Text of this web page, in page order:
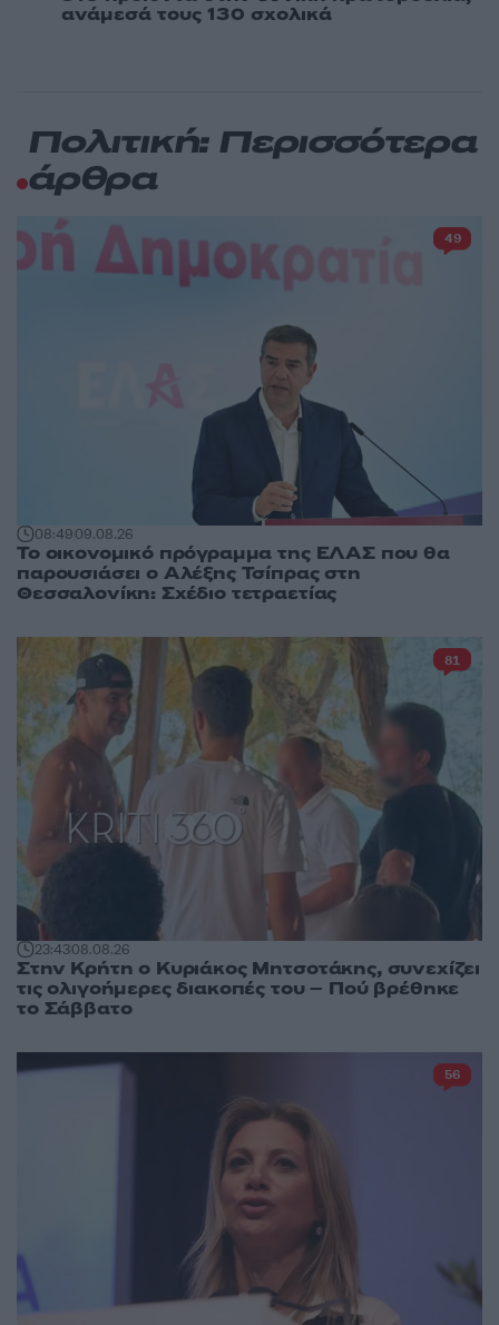
ανάμεσά τους 130 σχολικά
Πολιτική: Περισσότερα
άρθρα
08:4909.08.26
Το οικονομικό πρόγραμμα της ΕΛΑΣ που θα
παρουσιάσει ο Αλέξης Τσίπρας στη
Θεσσαλονίκη: Σχέδιο τετραετίας
49
23:4308.08.26
Στην Κρήτη ο Κυριάκος Μητσοτάκης, συνεχίζει
τις ολιγοήμερες διακοπές του – Πού βρέθηκε
το Σάββατο
81
56